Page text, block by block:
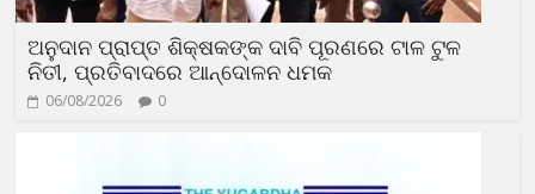
ଅନୁଦାନ ପ୍ରାପ୍ତ ଶିକ୍ଷକଙ୍କ ଦାବି ପୂରଣରେ ଟାଳ ଟୁଳ
ନିତୀ, ପ୍ରତିବାଦରେ ଆନ୍ଦୋଳନ ଧମକ
06/08/2026 0